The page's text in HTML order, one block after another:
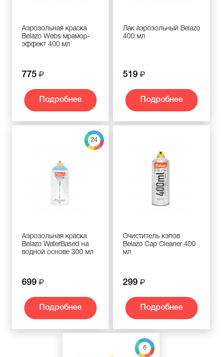
Аэрозольная краска
Belazo Webs мрамор-
эффект 400 мл
775
Подробнее
Лак аэрозольный Belazo
400 мл
519
Подробнее
24
Аэрозольная краска
Belazo WaterBased на
водной основе 300 мл
699
Подробнее
Очиститель кэпов
Belazo Cap Cleaner 400
мл
299
Подробнее
6